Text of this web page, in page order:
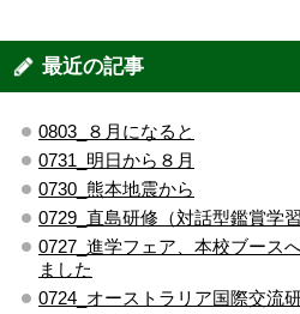
最近の記事
0803_８月になると
0731_明日から８月
0730_熊本地震から
0729_直島研修（対話型鑑賞学習
0727_進学フェア、本校ブース
ました
0724_オーストラリア国際交流